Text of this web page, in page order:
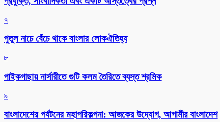
৭
পুতুল নাচে বেঁচে থাকে বাংলার লোকঐতিহ্য
৮
পাইকগাছায় নার্সারীতে গুটি কলম তৈরিতে ব্যস্ত শ্রমিক
৯
বাংলাদেশের পর্যটনের মহাপরিকল্পনা: আজকের উদ্যোগ, আগামীর বাংলাদেশ